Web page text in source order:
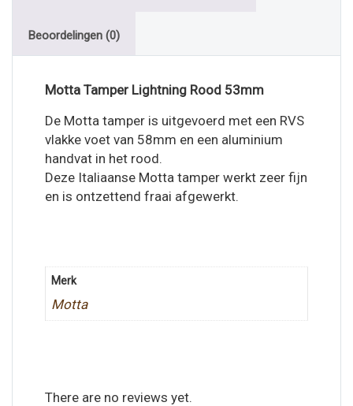
Beoordelingen (0)
Motta Tamper Lightning Rood 53mm
De Motta tamper is uitgevoerd met een RVS
vlakke voet van 58mm en een aluminium
handvat in het rood.
Deze Italiaanse Motta tamper werkt zeer fijn
en is ontzettend fraai afgewerkt.
Merk
Motta
There are no reviews yet.